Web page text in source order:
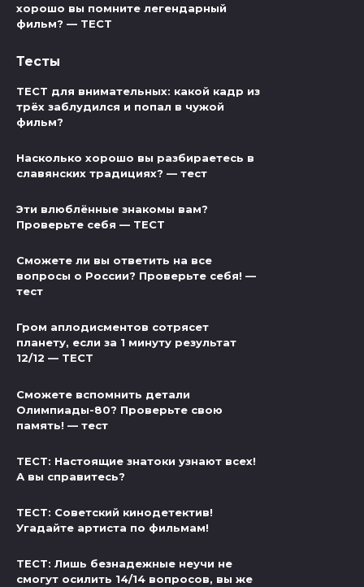
хорошо вы помните легендарный
фильм? — ТЕСТ
Тесты
ТЕСТ для внимательных: какой кадр из
трёх заблудился и попал в чужой
фильм?
Насколько хорошо вы разбираетесь в
славянских традициях? — тест
Эти влюблённые знакомы вам?
Проверьте себя — ТЕСТ
Сможете ли вы ответить на все
вопросы о России? Проверьте себя! —
тест
Гром аплодисментов сотрясет
планету, если за 1 минуту результат
12/12 — ТЕСТ
Сможете вспомнить детали
Олимпиады-80? Проверьте свою
память! — тест
ТЕСТ: Настоящие знатоки узнают всех!
А вы справитесь?
ТЕСТ: Советский кинодетектив!
Угадайте артиста по фильмам!
ТЕСТ: Лишь безнадежные неучи не
смогут осилить 14/14 вопросов, вы же